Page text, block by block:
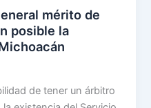
mérito de
posible la
de tener un árbitro